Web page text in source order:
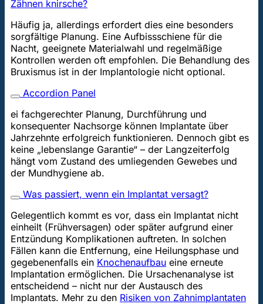
Zähnen knirsche?
Häufig ja, allerdings erfordert dies eine besonders
sorgfältige Planung. Eine Aufbissschiene für die
Nacht, geeignete Materialwahl und regelmäßige
Kontrollen werden oft empfohlen. Die Behandlung des
Bruxismus ist in der Implantologie nicht optional.
Accordion Panel
ei fachgerechter Planung, Durchführung und
konsequenter Nachsorge können Implantate über
Jahrzehnte erfolgreich funktionieren. Dennoch gibt es
keine „lebenslange Garantie“ – der Langzeiterfolg
hängt vom Zustand des umliegenden Gewebes und
der Mundhygiene ab.
Was passiert, wenn ein Implantat versagt?
Gelegentlich kommt es vor, dass ein Implantat nicht
einheilt (Frühversagen) oder später aufgrund einer
Entzündung Komplikationen auftreten. In solchen
Fällen kann die Entfernung, eine Heilungsphase und
gegebenenfalls ein Knochenaufbau eine erneute
Implantation ermöglichen. Die Ursachenanalyse ist
entscheidend – nicht nur der Austausch des
Implantats. Mehr zu den Risiken von Zahnimplantaten